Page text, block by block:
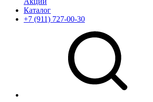
Каталог
+7 (911) 727-00-30